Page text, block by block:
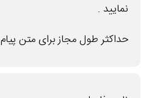
نمایید .
حداکثر طول مجاز برای متن پیام 500 کاراکتر است .